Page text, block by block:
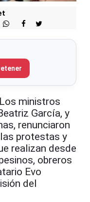
ministros
García, y
renunciaron
protestas y
realizan desde
obreros
Evo
del